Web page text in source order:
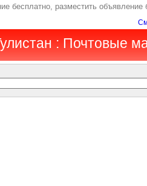
бесплатно, разместить
: Почтовые